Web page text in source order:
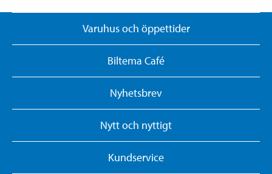
Varuhus och öppettider
Biltema Café
Nyhetsbrev
Nytt och nyttigt
Kundservice